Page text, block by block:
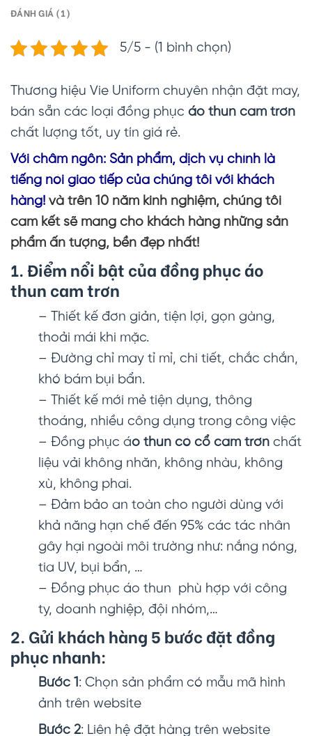
ĐÁNH GIÁ (1)
5/5 - (1 bình chọn)
Thương hiệu Vie Uniform chuyên nhận đặt may,
bán sẵn các loại đồng phục áo thun cam trơn
chất lượng tốt, uy tín giá rẻ.
Với châm ngôn: Sản phẩm, dịch vụ chính là
tiếng nói giao tiếp của chúng tôi với khách
hàng! và trên 10 năm kinh nghiệm, chúng tôi
cam kết sẽ mang cho khách hàng những sản
phẩm ấn tượng, bền đẹp nhất!
1. Điểm nổi bật của đồng phụcáo
thun cam trơn
– Thiết kế đơn giản, tiện lợi, gọn gàng,
thoải mái khi mặc.
– Đường chỉ may tỉ mỉ, chi tiết, chắc chắn,
khó bám bụi bẩn.
– Thiết kế mới mẻ tiện dụng, thông
thoáng, nhiều công dụng trong công việc
– Đồng phục áo thun có cổ cam trơn chất
liệu vải không nhăn, không nhàu, không
xù, không phai.
– Đảm bảo an toàn cho người dùng với
khả năng hạn chế đến 95% các tác nhân
gây hại ngoài môi trường như: nắng nóng,
tia UV, bụi bẩn, …
– Đồng phục áo thun phù hợp với công
ty, doanh nghiệp, đội nhóm,…
2. Gửi khách hàng 5 bước đặt đồng
phục nhanh:
Bước 1: Chọn sản phẩm có mẫu mã hình
ảnh trên website
Bước 2: Liên hệ đặt hàng trên website